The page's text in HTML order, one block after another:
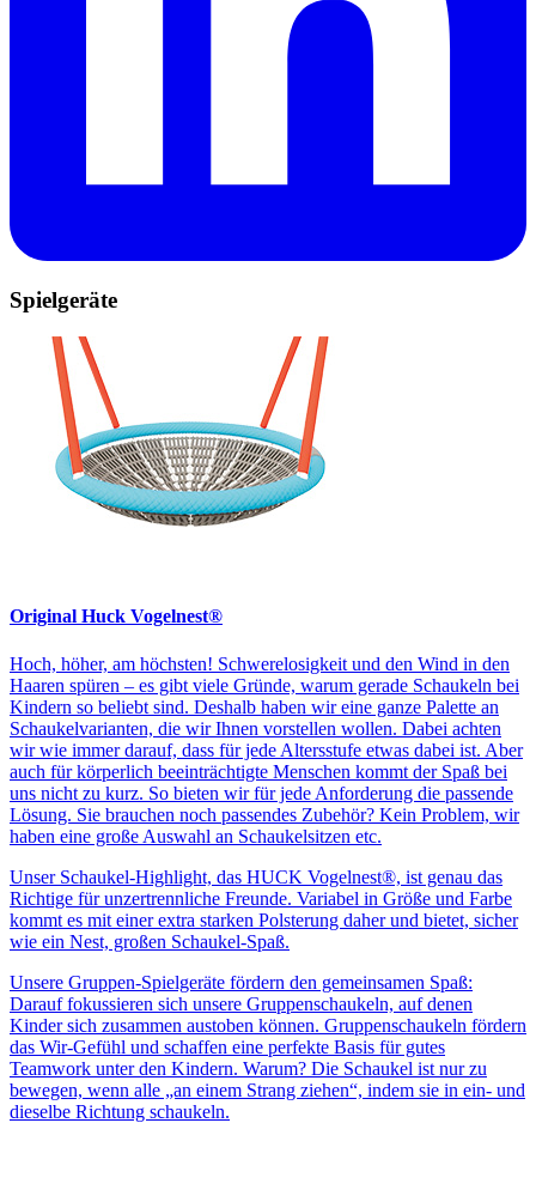
Spielgeräte
Original Huck Vogelnest®
Hoch, höher, am höchsten! Schwerelosigkeit und den Wind in den
Haaren spüren – es gibt viele Gründe, warum gerade Schaukeln bei
Kindern so beliebt sind. Deshalb haben wir eine ganze Palette an
Schaukelvarianten, die wir Ihnen vorstellen wollen. Dabei achten
wir wie immer darauf, dass für jede Altersstufe etwas dabei ist. Aber
auch für körperlich beeinträchtigte Menschen kommt der Spaß bei
uns nicht zu kurz. So bieten wir für jede Anforderung die passende
Lösung. Sie brauchen noch passendes Zubehör? Kein Problem, wir
haben eine große Auswahl an Schaukelsitzen etc.
Unser Schaukel-Highlight, das HUCK Vogelnest®, ist genau das
Richtige für unzertrennliche Freunde. Variabel in Größe und Farbe
kommt es mit einer extra starken Polsterung daher und bietet, sicher
wie ein Nest, großen Schaukel-Spaß.
Unsere Gruppen-Spielgeräte fördern den gemeinsamen Spaß:
Darauf fokussieren sich unsere Gruppenschaukeln, auf denen
Kinder sich zusammen austoben können. Gruppenschaukeln fördern
das Wir-Gefühl und schaffen eine perfekte Basis für gutes
Teamwork unter den Kindern. Warum? Die Schaukel ist nur zu
bewegen, wenn alle „an einem Strang ziehen“, indem sie in ein- und
dieselbe Richtung schaukeln.